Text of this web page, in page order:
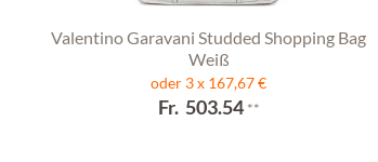
Valentino Garavani Studded Shopping Bag
Weiß
oder 3 x 167,67 €
Fr. 503.54**